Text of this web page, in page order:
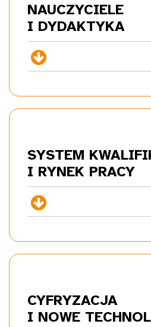
NAUCZYCIELE
I DYDAKTYKA
+
SYSTEM
I RYNEK PRACY
+
CYFRYZACJA
I NOWE